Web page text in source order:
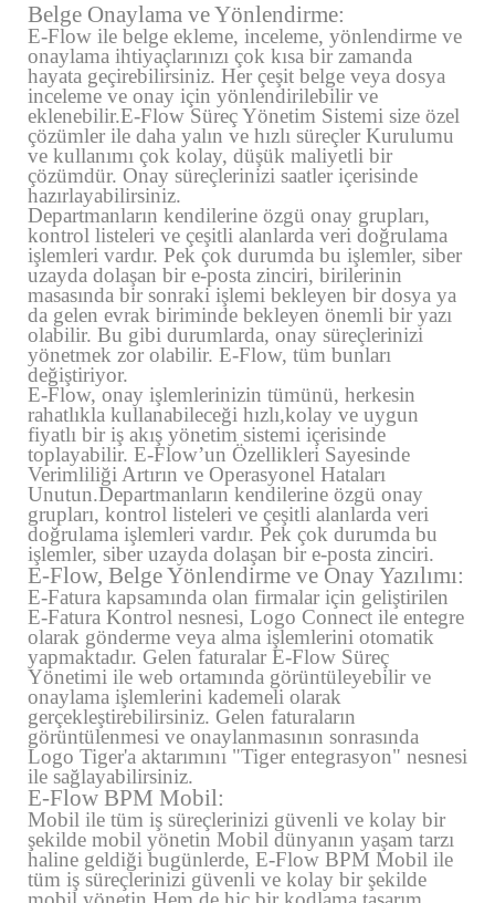
Belge Onaylama ve Yönlendirme:
E-Flow ile belge ekleme, inceleme, yönlendirme ve
onaylama ihtiyaçlarınızı çok kısa bir zamanda
hayata geçirebilirsiniz. Her çeşit belge veya dosya
inceleme ve onay için yönlendirilebilir ve
eklenebilir.E-Flow Süreç Yönetim Sistemi size özel
çözümler ile daha yalın ve hızlı süreçler Kurulumu
ve kullanımı çok kolay, düşük maliyetli bir
çözümdür. Onay süreçlerinizi saatler içerisinde
hazırlayabilirsiniz.
Departmanların kendilerine özgü onay grupları,
kontrol listeleri ve çeşitli alanlarda veri doğrulama
işlemleri vardır. Pek çok durumda bu işlemler, siber
uzayda dolaşan bir e-posta zinciri, birilerinin
masasında bir sonraki işlemi bekleyen bir dosya ya
da gelen evrak biriminde bekleyen önemli bir yazı
olabilir. Bu gibi durumlarda, onay süreçlerinizi
yönetmek zor olabilir. E-Flow, tüm bunları
değiştiriyor.
E-Flow, onay işlemlerinizin tümünü, herkesin
rahatlıkla kullanabileceği hızlı,kolay ve uygun
fiyatlı bir iş akış yönetim sistemi içerisinde
toplayabilir. E-Flow’un Özellikleri Sayesinde
Verimliliği Artırın ve Operasyonel Hataları
Unutun.Departmanların kendilerine özgü onay
grupları, kontrol listeleri ve çeşitli alanlarda veri
doğrulama işlemleri vardır. Pek çok durumda bu
işlemler, siber uzayda dolaşan bir e-posta zinciri.
E-Flow, Belge Yönlendirme ve Onay Yazılımı:
E-Fatura kapsamında olan firmalar için geliştirilen
E-Fatura Kontrol nesnesi, Logo Connect ile entegre
olarak gönderme veya alma işlemlerini otomatik
yapmaktadır. Gelen faturalar E-Flow Süreç
Yönetimi ile web ortamında görüntüleyebilir ve
onaylama işlemlerini kademeli olarak
gerçekleştirebilirsiniz. Gelen faturaların
görüntülenmesi ve onaylanmasının sonrasında
Logo Tiger'a aktarımını "Tiger entegrasyon" nesnesi
ile sağlayabilirsiniz.
E-Flow BPM Mobil:
Mobil ile tüm iş süreçlerinizi güvenli ve kolay bir
şekilde mobil yönetin Mobil dünyanın yaşam tarzı
haline geldiği bugünlerde, E-Flow BPM Mobil ile
tüm iş süreçlerinizi güvenli ve kolay bir şekilde